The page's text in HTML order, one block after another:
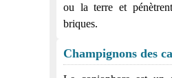
ou la terre et
briques.
Champignons des